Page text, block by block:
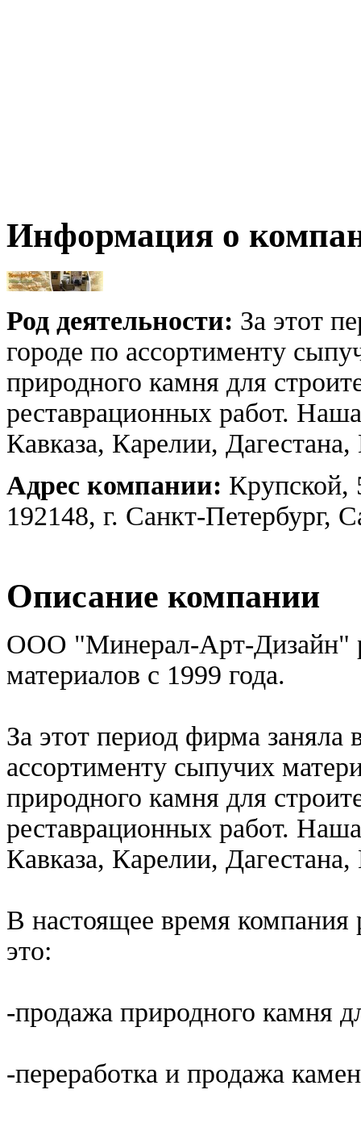
Информация о
Род деятельности: За этот
городе по ассортименту
природного камня для
реставрационных работ.
Кавказа, Карелии, Дагестана,
Адрес компании: Крупской,
192148, г. Санкт-Петербург,
Описание компании
ООО "Минерал-Арт-Дизайн"
материалов с 1999 года.
За этот период фирма заняла
ассортименту сыпучих
природного камня для
реставрационных работ.
Кавказа, Карелии, Дагестана,
В настоящее время компания
это:
-продажа природного камня
-переработка и продажа